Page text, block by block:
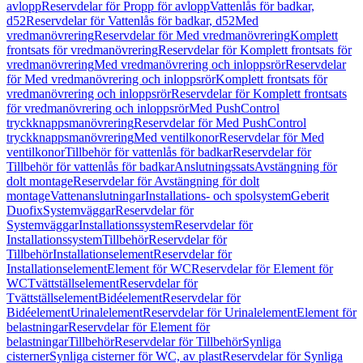
avloppReservdelar för Propp för avloppVattenlås för badkar,
d52Reservdelar för Vattenlås för badkar, d52Med
vredmanövreringReservdelar för Med vredmanövreringKomplett
frontsats för vredmanövreringReservdelar för Komplett frontsats för
vredmanövreringMed vredmanövrering och inloppsrörReservdelar
för Med vredmanövrering och inloppsrörKomplett frontsats för
vredmanövrering och inloppsrörReservdelar för Komplett frontsats
för vredmanövrering och inloppsrörMed PushControl
tryckknappsmanövreringReservdelar för Med PushControl
tryckknappsmanövreringMed ventilkonorReservdelar för Med
ventilkonorTillbehör för vattenlås för badkarReservdelar för
Tillbehör för vattenlås för badkarAnslutningssatsAvstängning för
dolt montageReservdelar för Avstängning för dolt
montageVattenanslutningarInstallations- och spolsystemGeberit
DuofixSystemväggarReservdelar för
SystemväggarInstallationssystemReservdelar för
InstallationssystemTillbehörReservdelar för
TillbehörInstallationselementReservdelar för
InstallationselementElement för WCReservdelar för Element för
WCTvättställselementReservdelar för
TvättställselementBidéelementReservdelar för
BidéelementUrinalelementReservdelar för UrinalelementElement för
belastningarReservdelar för Element för
belastningarTillbehörReservdelar för TillbehörSynliga
cisternerSynliga cisterner för WC, av plastReservdelar för Synliga